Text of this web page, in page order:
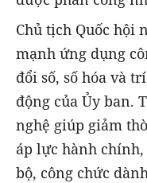
Chủ tịch Quốc hội
mạnh ứng dụng
đổi số, số hóa và
động của Ủy ban.
nghệ giúp giảm
áp lực hành
bộ, công chức